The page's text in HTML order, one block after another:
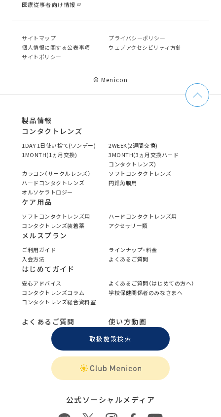
医療従事者向け情報
サイトマップ
プライバシーポリシー
個⼈情報に関する公表事項
ウェブアクセシビリティ方針
サイトポリシー
© Menicon
製品情報
コンタクトレンズ
1DAY 1日使い捨て(ワンデー)
2WEEK(2週間交換)
1MONTH(1ヵ月交換)
3MONTH(3ヵ月交換ハード
コンタクトレンズ)
カラコン（サークルレンズ）
ソフトコンタクトレンズ
ハードコンタクトレンズ
円錐角膜用
オルソケラトロジー
ケア用品
ソフトコンタクトレンズ用
ハードコンタクトレンズ用
コンタクトレンズ装着薬
アクセサリー類
メルスプラン
ご利用ガイド
ラインナップ・料金
入会方法
よくあるご質問
はじめてガイド
安心アドバイス
よくあるご質問（はじめての方へ）
コンタクトレンズコラム
学校保健関係者のみなさまへ
コンタクトレンズ総合資料室
よくあるご質問 使い方動画
取扱施設検索
公式ソーシャルメディア